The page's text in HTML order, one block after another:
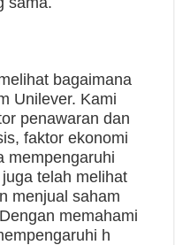
bagaimana
Unilever. Kami
penawaran dan
faktor ekonomi
mempengaruhi
telah melihat
menjual saham
memahami
h